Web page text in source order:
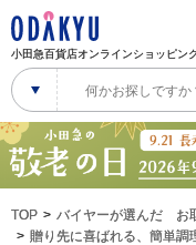
小田急百貨店オンラインショッピン
TOP
バイヤーが選んだ お
贈り先に喜ばれる、簡単調